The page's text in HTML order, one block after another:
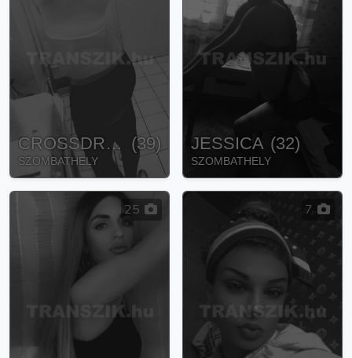
CROSSDRESSER (39)
SZOMBATHELY
JESSICA (32)
SZOMBATHELY
25 7